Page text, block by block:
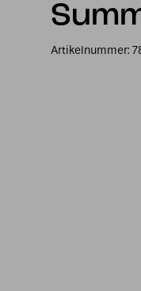
Artikelnummer: